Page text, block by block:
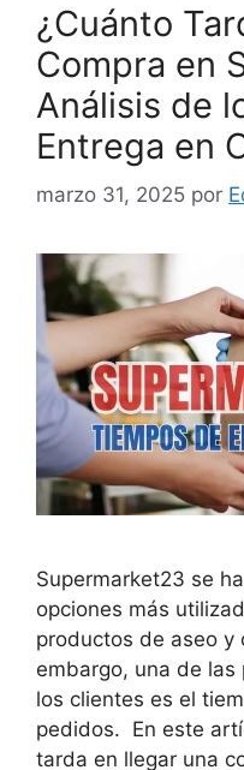
¿Cuánto
Compra en
Análisis de
Entrega en
marzo 31, 2025 por
Supermarket23 se
opciones más
productos de aseo
embargo, una de
los clientes es el
pedidos. En este
tarda en llegar una